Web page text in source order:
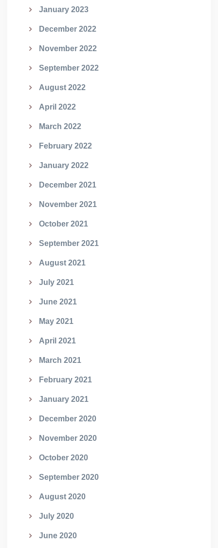
January 2023
December 2022
November 2022
September 2022
August 2022
April 2022
March 2022
February 2022
January 2022
December 2021
November 2021
October 2021
September 2021
August 2021
July 2021
June 2021
May 2021
April 2021
March 2021
February 2021
January 2021
December 2020
November 2020
October 2020
September 2020
August 2020
July 2020
June 2020